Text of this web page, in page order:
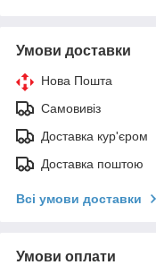
Умови доставки
Нова Пошта
Самовивіз
Доставка кур'єром
Доставка поштою
Всі умови доставки
Умови оплати